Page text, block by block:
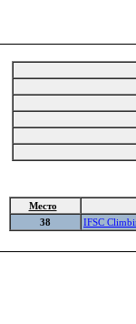
Место
38
IFSC